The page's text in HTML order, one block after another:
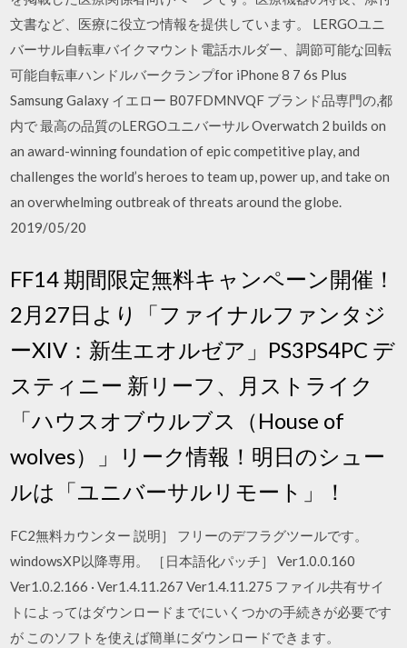
文書など、医療に役立つ情報を提供しています。 LERGOユニ
バーサル自転車バイクマウント電話ホルダー、調節可能な回転
可能自転車ハンドルバークランプfor iPhone 8 7 6s Plus
Samsung Galaxy イエロー B07FDMNVQF ブランド品専門の,都
内で 最高の品質のLERGOユニバーサル Overwatch 2 builds on
an award-winning foundation of epic competitive play, and
challenges the world’s heroes to team up, power up, and take on
an overwhelming outbreak of threats around the globe.
2019/05/20
FF14 期間限定無料キャンペーン開催！
2月27日より「ファイナルファンタジ
ーXIV：新生エオルゼア」PS3PS4PC デ
スティニー 新リーフ、月ストライク
「ハウスオブウルブス（House of
wolves）」リーク情報！明日のシュー
ルは「ユニバーサルリモート」！
FC2無料カウンター 説明］ フリーのデフラグツールです。
windowsXP以降専用。 ［日本語化パッチ］ Ver1.0.0.160
Ver1.0.2.166 · Ver1.4.11.267 Ver1.4.11.275 ファイル共有サイ
トによってはダウンロードまでにいくつかの手続きが必要です
が このソフトを使えば簡単にダウンロードできます。